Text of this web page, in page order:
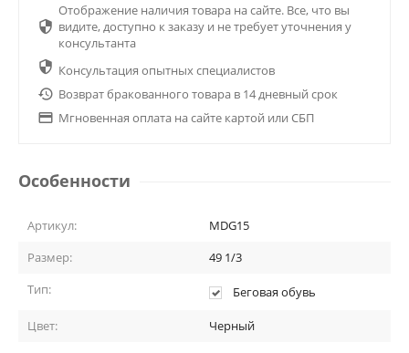

Отображение наличия товара на сайте. Все, что вы
видите, доступно к заказу и не требует уточнения у
консультанта
 Консультация опытных специалистов
 Возврат бракованного товара в 14 дневный срок
 Мгновенная оплата на сайте картой или СБП
Особенности
Артикул:
MDG15
Размер:
49 1/3
Тип:
Беговая обувь
Цвет: Черный